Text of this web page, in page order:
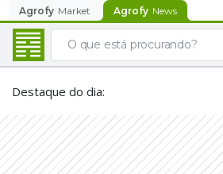
Agrofy Market Agrofy News
Destaque do dia: